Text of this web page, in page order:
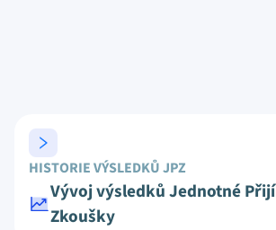
HISTORIE VÝSLEDKŮ JPZ
Vývoj výsledků Jednotné
Zkoušky